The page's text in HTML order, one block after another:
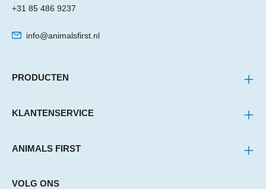
+31 85 486 9237
info@animalsfirst.nl
PRODUCTEN
KLANTENSERVICE
ANIMALS FIRST
VOLG ONS